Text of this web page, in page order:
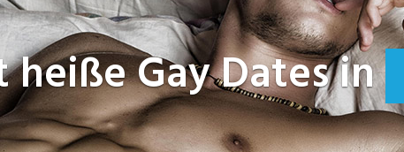
Gay Dates in